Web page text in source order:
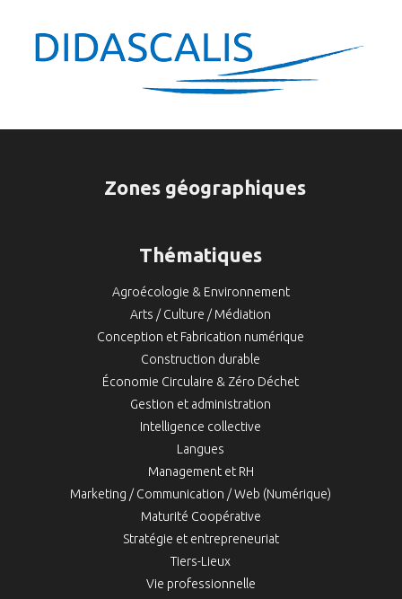
Zones géographiques
Thématiques
Agroécologie & Environnement
Arts / Culture / Médiation
Conception et Fabrication numérique
Construction durable
Économie Circulaire & Zéro Déchet
Gestion et administration
Intelligence collective
Langues
Management et RH
Marketing / Communication / Web (Numérique)
Maturité Coopérative
Stratégie et entrepreneuriat
Tiers-Lieux
Vie professionnelle